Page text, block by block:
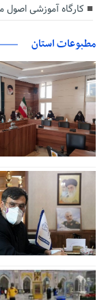
کارگاه آموزشی اصول
مطبوعات استان